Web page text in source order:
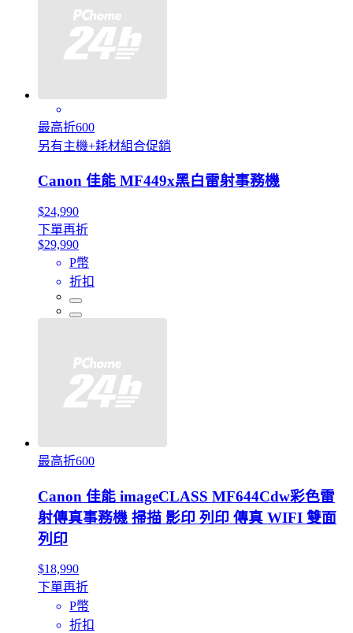
最高折600
另有主機+耗材組合促銷
Canon 佳能 MF449x黑白雷射事務機
$24,990
下單再折
$29,990
P幣
折扣
最高折600
Canon 佳能 imageCLASS MF644Cdw彩色雷
射傳真事務機 掃描 影印 列印 傳真 WIFI 雙面
列印
$18,990
下單再折
P幣
折扣